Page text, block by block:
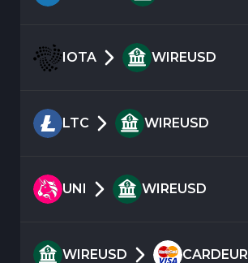
IOTA WIREUSD
LTC WIREUSD
UNI WIREUSD
WIREUSD CARDEUR